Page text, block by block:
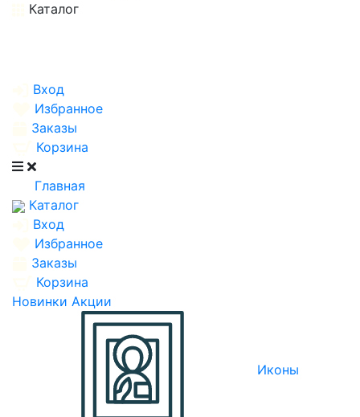
Каталог
Вход
Избранное
Заказы
Корзина
Главная
Каталог
Вход
Избранное
Заказы
Корзина
Новинки Акции
Иконы